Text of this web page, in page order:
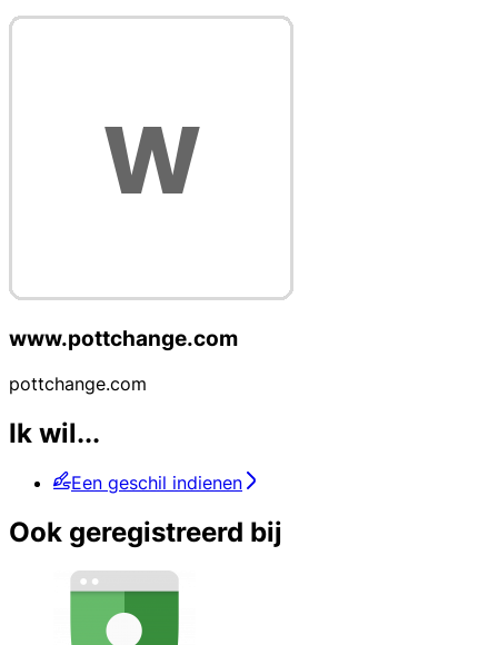
www.pottchange.com
pottchange.com
Ik wil...
Een geschil indienen
Ook geregistreerd bij